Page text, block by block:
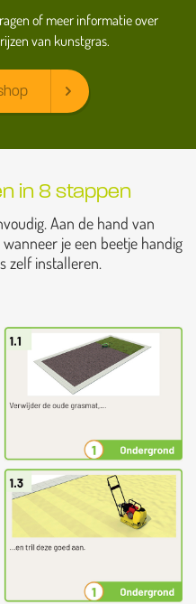
of meer informatie over
van kunstgras.
in 8 stappen
Aan de hand van
je een beetje handig
zelf installeren.